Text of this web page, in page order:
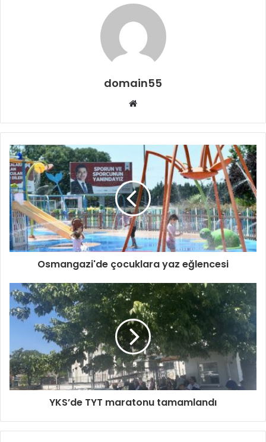
domain55
Web
Osmangazi'de çocuklara yaz eğlencesi
YKS’de TYT maratonu tamamlandı